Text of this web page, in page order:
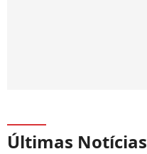
Últimas Notícias